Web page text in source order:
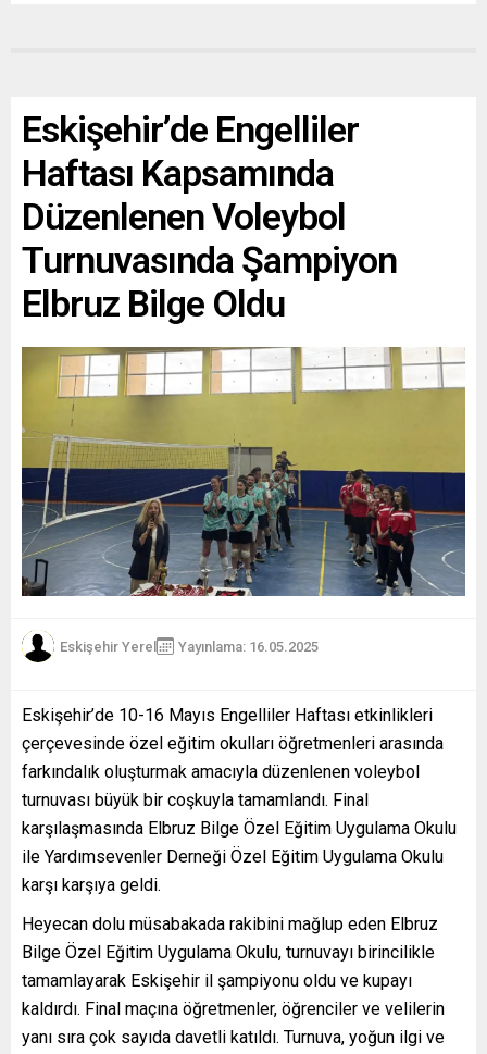
Eskişehir’de Engelliler
Haftası Kapsamında
Düzenlenen Voleybol
Turnuvasında Şampiyon
Elbruz Bilge Oldu
Eskişehir Yerel Yayınlama: 16.05.2025
Eskişehir’de 10-16 Mayıs Engelliler Haftası etkinlikleri
çerçevesinde özel eğitim okulları öğretmenleri arasında
farkındalık oluşturmak amacıyla düzenlenen voleybol
turnuvası büyük bir coşkuyla tamamlandı. Final
karşılaşmasında Elbruz Bilge Özel Eğitim Uygulama Okulu
ile Yardımsevenler Derneği Özel Eğitim Uygulama Okulu
karşı karşıya geldi.
Heyecan dolu müsabakada rakibini mağlup eden Elbruz
Bilge Özel Eğitim Uygulama Okulu, turnuvayı birincilikle
tamamlayarak Eskişehir il şampiyonu oldu ve kupayı
kaldırdı. Final maçına öğretmenler, öğrenciler ve velilerin
yanı sıra çok sayıda davetli katıldı. Turnuva, yoğun ilgi ve